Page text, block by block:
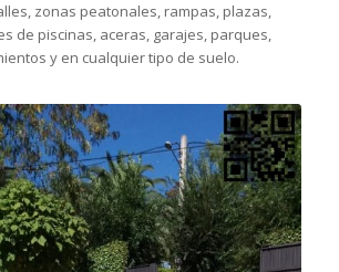
zonas peatonales, rampas, plazas,
de piscinas, aceras, garajes, parques,
y en cualquier tipo de suelo.